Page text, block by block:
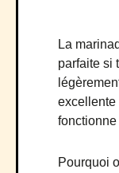
La
parfaite si
excellente
fonctionne
Pourquoi